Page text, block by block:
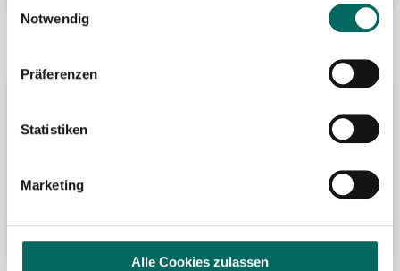
Notwendig
Präferenzen
Statistiken
Marketing
Alle Cookies zulassen